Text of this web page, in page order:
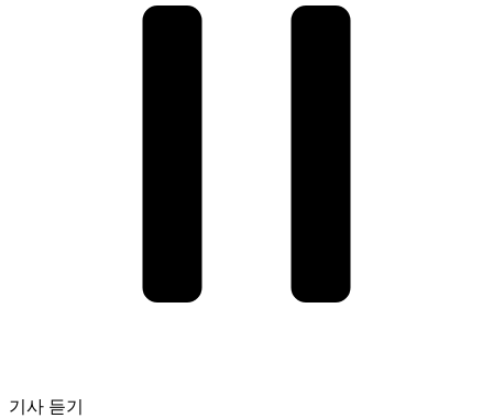
기사 듣기